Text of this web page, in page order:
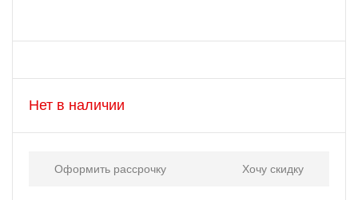
Нет в наличии
Оформить рассрочку Хочу скидку